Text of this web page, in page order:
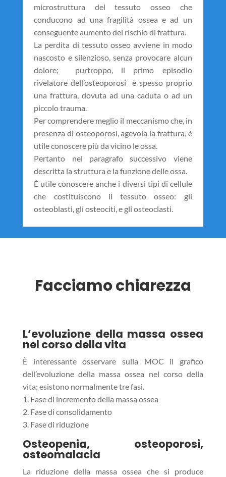
microstruttura del tessuto osseo che
conducono ad una fragilità ossea e ad un
conseguente aumento del rischio di frattura.
La perdita di tessuto osseo avviene in modo
nascosto e silenzioso, senza provocare alcun
dolore; purtroppo, il primo episodio
rivelatore dell’osteoporosi è spesso proprio
una frattura, dovuta ad una caduta o ad un
piccolo trauma.
Per comprendere meglio il meccanismo che, in
presenza di osteoporosi, agevola la frattura, è
utile conoscere più da vicino le ossa.
Pertanto nel paragrafo successivo viene
descritta la struttura e la funzione delle ossa.
È utile conoscere anche i diversi tipi di cellule
che costituiscono il tessuto osseo: gli
osteoblasti, gli osteociti, e gli osteoclasti.
Facciamo chiarezza
L’evoluzione della massa ossea
nel corso della vita
È interessante osservare sulla MOC il grafico
dell’evoluzione della massa ossea nel corso della
vita; esistono normalmente tre fasi.
1. Fase di incremento della massa ossea
2. Fase di consolidamento
3. Fase di riduzione
Osteopenia, osteoporosi,
osteomalacia
La riduzione della massa ossea che si produce